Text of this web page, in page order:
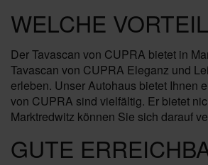
WELCHE
Der Tavascan von CUPRA bietet in
Tavascan von CUPRA Eleganz und
erleben. Unser Autohaus bietet Ihnen
von CUPRA sind vielfältig. Er bietet
Marktredwitz können Sie sich darauf
GUTE